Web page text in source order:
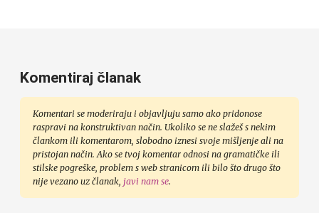
Komentiraj članak
Komentari se moderiraju i objavljuju samo ako pridonose
raspravi na konstruktivan način. Ukoliko se ne slažeš s nekim
člankom ili komentarom, slobodno iznesi svoje mišljenje ali na
pristojan način. Ako se tvoj komentar odnosi na gramatičke ili
stilske pogreške, problem s web stranicom ili bilo što drugo što
nije vezano uz članak, javi nam se.